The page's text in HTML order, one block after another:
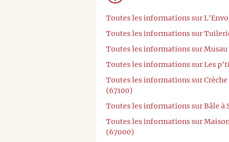
Toutes les informations sur
Toutes les informations sur
Toutes les informations sur Musau
Toutes les informations sur Les
Toutes les informations sur
(67100)
Toutes les informations sur Bâle à
Toutes les informations sur
(67000)